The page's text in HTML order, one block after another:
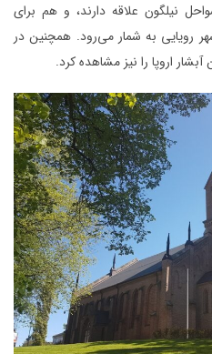
نیلگون علاقه دارند، و هم برای
رویایی به شمار می‌رود. همچنین در
اروپا را نیز مشاهده کرد.